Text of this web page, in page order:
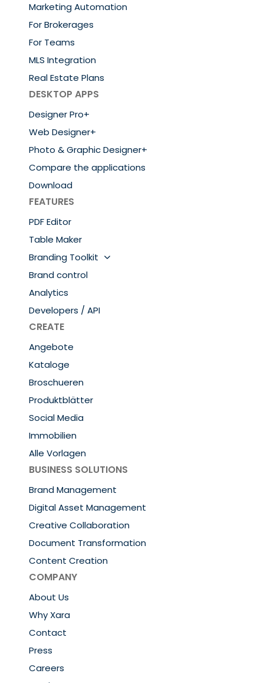
Marketing Automation
For Brokerages
For Teams
MLS Integration
Real Estate Plans
DESKTOP APPS
Designer Pro+
Web Designer+
Photo & Graphic Designer+
Compare the applications
Download
FEATURES
PDF Editor
Table Maker
Branding Toolkit
Brand control
Analytics
Developers / API
CREATE
Angebote
Kataloge
Broschueren
Produktblätter
Social Media
Immobilien
Alle Vorlagen
BUSINESS SOLUTIONS
Brand Management
Digital Asset Management
Creative Collaboration
Document Transformation
Content Creation
COMPANY
About Us
Why Xara
Contact
Press
Careers